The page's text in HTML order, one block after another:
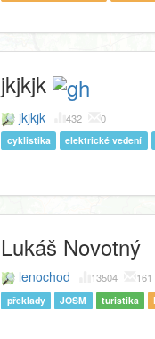
jkjkjk
jkjkjk 432 0
cyklistika elektrické vedení
Lukáš Novotný
lenochod 13504 161
překlady JOSM turistika